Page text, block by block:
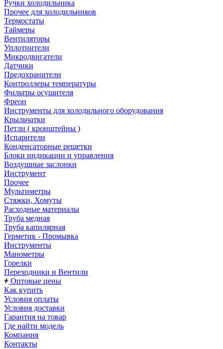
Ручки холодильника
Прочее для холодильников
Термостаты
Таймеры
Вентиляторы
Уплотнители
Микродвигатели
Датчики
Предохранители
Контроллеры температуры
Фильтры осушителя
Фреон
Инструменты для холодильного оборудования
Крыльчатки
Петли ( кронштейны )
Испарители
Конденсаторные решетки
Блоки индикации и управления
Воздушные заслонки
Инструмент
Прочее
Мультиметры
Стяжки, Хомуты
Расходные материалы
Труба медная
Труба капилярная
Герметик - Промывка
Инструменты
Манометры
Горелки
Переходники и Вентили
Оптовые цены
Как купить
Условия оплаты
Условия доставки
Гарантия на товар
Где найти модель
Компания
Контакты